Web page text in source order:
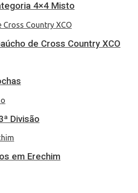
4×4 Misto
de Cross Country XCO
Divisão
em Erechim